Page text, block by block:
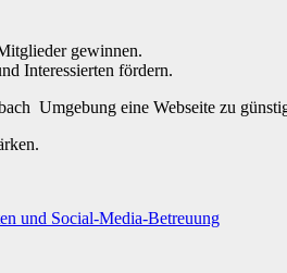
gewinnen.
Interessierten fördern.
Umgebung eine Webseite zu
und Social-Media-Betreuung